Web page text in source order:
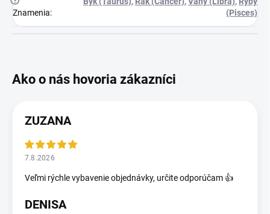
Znamenia:
(Pisces)
ZUZANA
7.8.2026
Veľmi rýchle vybavenie objednávky, určite odporúčam 👍
DENISA